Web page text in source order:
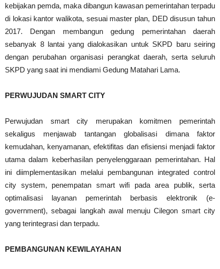
kebijakan pemda, maka dibangun kawasan pemerintahan terpadu
di lokasi kantor walikota, sesuai master plan, DED disusun tahun
2017. Dengan membangun gedung pemerintahan daerah
sebanyak 8 lantai yang dialokasikan untuk SKPD baru seiring
dengan perubahan organisasi perangkat daerah, serta seluruh
SKPD yang saat ini mendiami Gedung Matahari Lama.
PERWUJUDAN SMART CITY
Perwujudan smart city merupakan komitmen pemerintah
sekaligus menjawab tantangan globalisasi dimana faktor
kemudahan, kenyamanan, efektifitas dan efisiensi menjadi faktor
utama dalam keberhasilan penyelenggaraan pemerintahan. Hal
ini diimplementasikan melalui pembangunan integrated control
city system, penempatan smart wifi pada area publik, serta
optimalisasi layanan pemerintah berbasis elektronik (e-
government), sebagai langkah awal menuju Cilegon smart city
yang terintegrasi dan terpadu.
PEMBANGUNAN KEWILAYAHAN